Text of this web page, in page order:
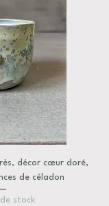
décor cœur doré,
de céladon
stock